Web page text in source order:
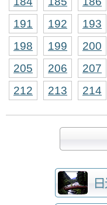
191
192 193
198
199 200
205
206 207
212
213 214